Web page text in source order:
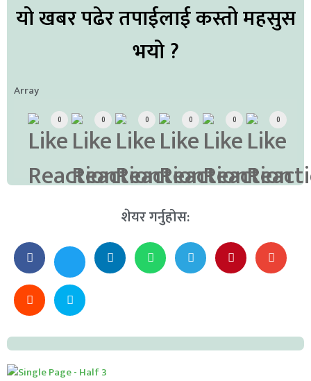
यो खबर पढेर तपाईलाई कस्तो महसुस
भयो ?
Array
0 0 0 0 0 0
शेयर गर्नुहोस: